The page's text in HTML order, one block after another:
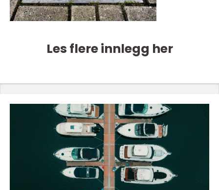
Les flere innlegg her